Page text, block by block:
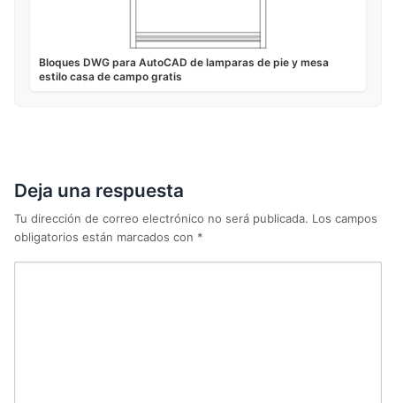
Bloques DWG para AutoCAD de lamparas de pie y mesa
estilo casa de campo gratis
Deja una respuesta
Tu dirección de correo electrónico no será publicada. Los campos
obligatorios están marcados con *